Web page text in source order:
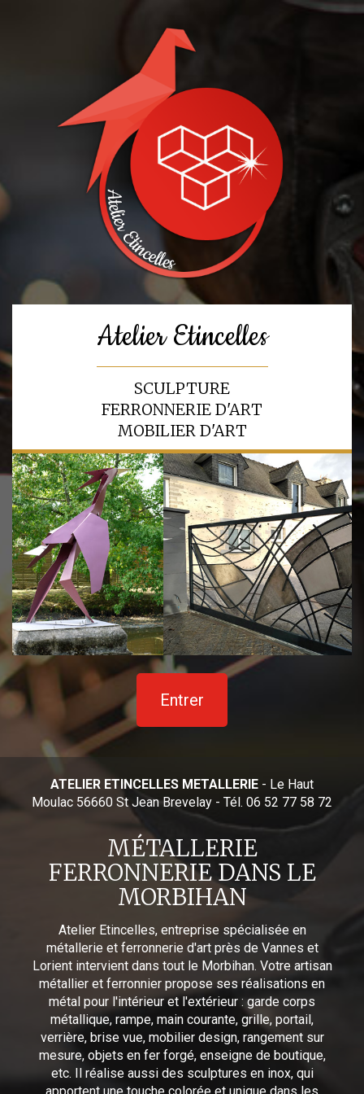
Atelier Etincelles
SCULPTURE
FERRONNERIE D'ART
MOBILIER D'ART
Entrer
ATELIER ETINCELLES METALLERIE - Le Haut
Moulac 56660 St Jean Brevelay - Tél. 06 52 77 58 72
MÉTALLERIE
FERRONNERIE DANS LE
MORBIHAN
Atelier Etincelles, entreprise spécialisée en
métallerie et ferronnerie d'art près de Vannes et
Lorient intervient dans tout le Morbihan. Votre artisan
métallier et ferronnier propose ses réalisations en
métal pour l'intérieur et l'extérieur : garde corps
métallique, rampe, main courante, grille, portail,
verrière, brise vue, mobilier design, rangement sur
mesure, objets en fer forgé, enseigne de boutique,
etc. Il réalise aussi des sculptures en inox, qui